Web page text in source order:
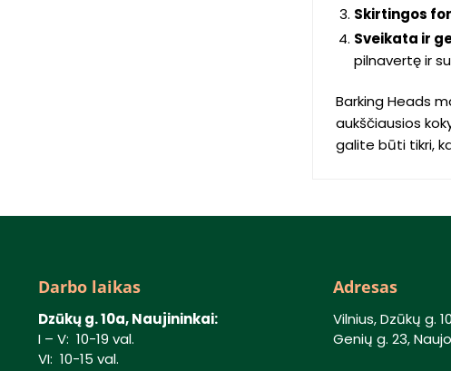
Skirtingos
Sveikata ir
pilnavertę ir
Barking Heads
aukščiausios
galite būti tikri,
Darbo laikas
Dzūkų g. 10a, Naujininkai:
I – V: 10-19 val.
VI: 10-15 val.
Adresas
Vilnius, Dzūkų g.
Genių g. 23,